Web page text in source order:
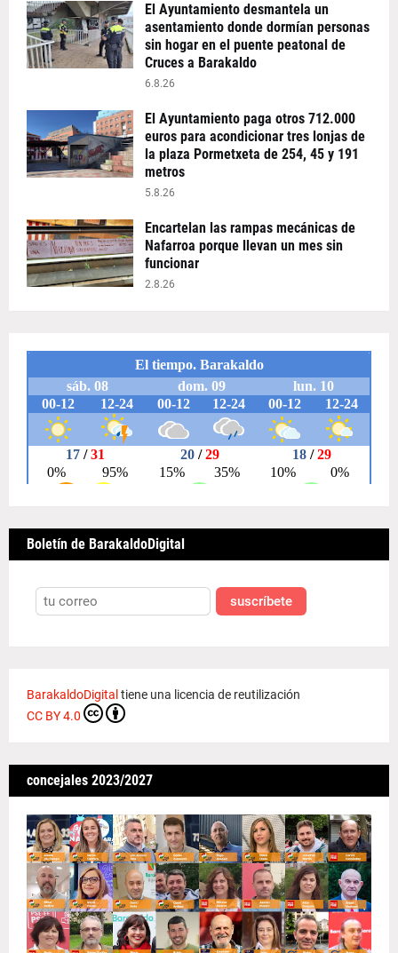
El Ayuntamiento desmantela un
asentamiento donde dormían personas
sin hogar en el puente peatonal de
Cruces a Barakaldo
6.8.26
El Ayuntamiento paga otros 712.000
euros para acondicionar tres lonjas de
la plaza Pormetxeta de 254, 45 y 191
metros
5.8.26
Encartelan las rampas mecánicas de
Nafarroa porque llevan un mes sin
funcionar
2.8.26
Boletín de BarakaldoDigital
suscríbete
BarakaldoDigital tiene una licencia de reutilización
CC BY 4.0
concejales 2023/2027